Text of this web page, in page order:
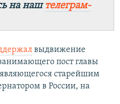
на наштелеграм-
выдвижение
пост главы
старейшим
в России, на